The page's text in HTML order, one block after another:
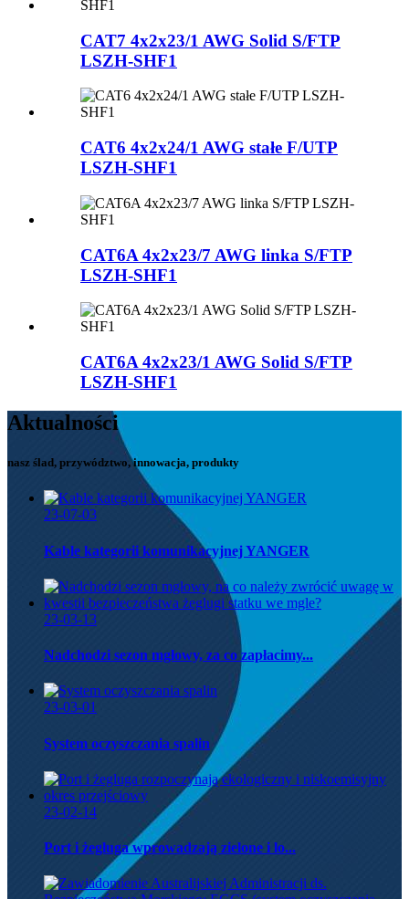
CAT7 4x2x23/1 AWG Solid S/FTP
LSZH-SHF1
CAT6 4x2x24/1 AWG stałe F/UTP
LSZH-SHF1
CAT6A 4x2x23/7 AWG linka S/FTP
LSZH-SHF1
CAT6A 4x2x23/1 AWG Solid S/FTP
LSZH-SHF1
Aktualności
nasz ślad, przywództwo, innowacja, produkty
23-07-03
Kable kategorii komunikacyjnej YANGER
23-03-13
Nadchodzi sezon mgłowy, za co zapłacimy...
23-03-01
System oczyszczania spalin
23-02-14
Port i żegluga wprowadzają zielone i lo...